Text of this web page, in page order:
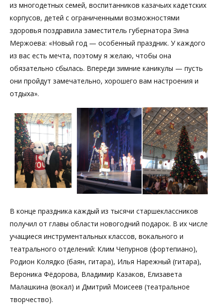
из многодетных семей, воспитанников казачьих кадетских
корпусов, детей с ограниченными возможностями
здоровья поздравила заместитель губернатора Зина
Мержоева: «Новый год — особенный праздник. У каждого
из вас есть мечта, поэтому я желаю, чтобы она
обязательно сбылась. Впереди зимние каникулы — пусть
они пройдут замечательно, хорошего вам настроения и
отдыха».
В конце праздника каждый из тысячи старшеклассников
получил от главы области новогодний подарок. В их числе
учащиеся инструментальных классов, вокального и
театрального отделений: Клим Чепурнов (фортепиано),
Родион Колядко (баян, гитара), Илья Нарежный (гитара),
Вероника Фёдорова, Владимир Казаков, Елизавета
Малашкина (вокал) и Дмитрий Моисеев (театральное
творчество).